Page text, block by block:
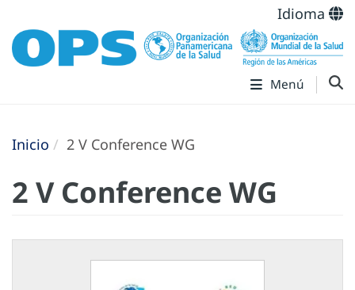
Idioma
Menú
Inicio 2 V Conference WG
2 V Conference WG